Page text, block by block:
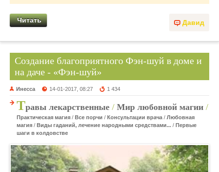
Давид
Читать
Создание благоприятного Фэн-шуй в доме и
на даче - «Фэн-шуй»
Инесса 14-01-2017, 08:27 1 434
Травы лекарственные / Мир любовной магии /
Практическая магия / Все порчи / Консультации врача / Любовная
магия / Виды гаданий, лечение народными средствами... / Первые
шаги в колдовстве